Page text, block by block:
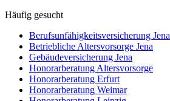
Häufig gesucht
Berufs­unfähigkeits­­versicherung Jena
Betriebliche Altersvorsorge Jena
Gebäudeversicherung Jena
Honorar­beratung Altersvorsorge
Honorar­beratung Erfurt
Honorar­beratung Weimar